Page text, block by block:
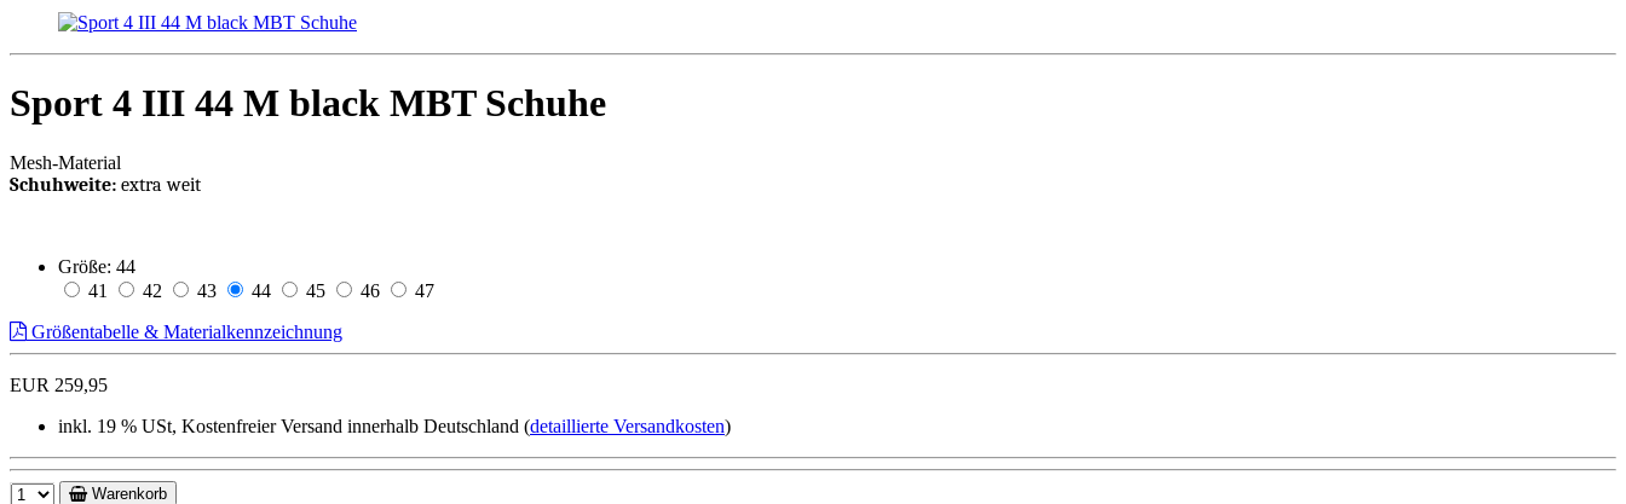
Sport 4 III 44 M black MBT Schuhe
Mesh-Material
Schuhweite: extra weit
Größe: 44
41
42 43 44 45 46
47
Größentabelle & Materialkennzeichnung
EUR 259,95
inkl. 19 % USt, Kostenfreier Versand innerhalb Deutschland (detaillierte Versandkosten)
Warenkorb